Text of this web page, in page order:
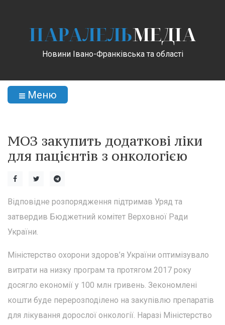
ПАРАЛЕЛЬМЕДІА
Новини Івано-Франківська та області
Меню
МОЗ закупить додаткові ліки
для пацієнтів з онкологією
Відповідне розпорядження підтримав Уряд та
затвердив Бюджетний комітет Верховної Ради
України.
Міністерство охорони здоров’я України оптимізувало
витрати на низку програм та протягом 2017 року
досягло економії у 100 млн гривень. Зекономлені
кошти буде перерозподілено на закупівлю препаратів
для лікування дорослої онкології. Наразі Міністерство